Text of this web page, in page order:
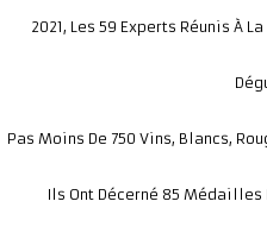
2021, Les 59 Experts Réunis À
Pas Moins De 750 Vins, Blancs,
Ils Ont Décerné 85 Médailles